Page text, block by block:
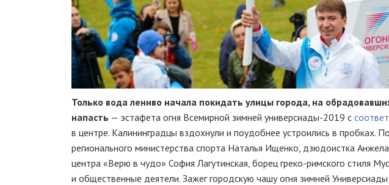
Только вода лениво начала покидать улицы города, на
напасть — эстафета огня Всемирной зимней универсиады-2019 с
в центре. Калининградцы вздохнули и поудобнее устроились в пробках.
регионального министерства спорта Наталья Ищенко, дзюдоистка
центра «Верю в чудо» София Лагутинская, борец греко-римского стиля
и общественные деятели. Зажег городскую чашу огня зимней